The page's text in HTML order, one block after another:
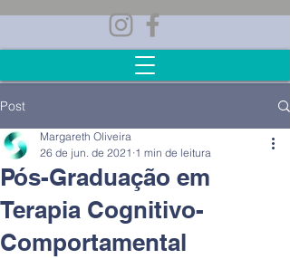
Post
Pós-Graduação em
Terapia Cognitivo-
Comportamental
Margareth Oliveira
26 de jun. de 2021 1 min de leitura